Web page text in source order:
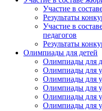
Участие в
Результаты
Участие в
педагогов
Результаты
Олимпиады для детей
Олимпиады для
Олимпиады для
Олимпиады для
Олимпиады для
Олимпиады для
Олимпиады для